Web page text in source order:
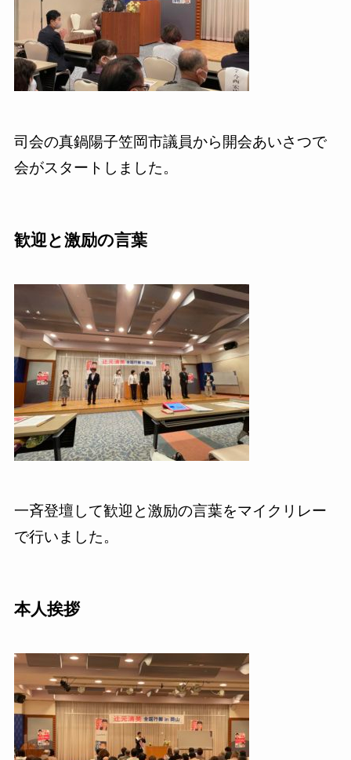
司会の真鍋陽子笠岡市議員から開会あいさつで
会がスタートしました。
歓迎と激励の言葉
一斉登壇して歓迎と激励の言葉をマイクリレー
で行いました。
本人挨拶